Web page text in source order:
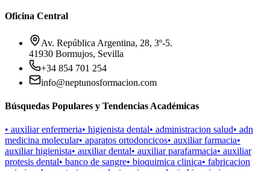
Oficina Central
Av. República Argentina, 28, 3º-5.
41930 Bormujos, Sevilla
+34 854 701 254
info@neptunosformacion.com
Búsquedas Populares y Tendencias Académicas
• auxiliar enfermeria• higienista dental• administracion salud• adn
medicina molecular• aparatos ortodoncicos• auxiliar farmacia•
auxiliar higienista• auxiliar dental• auxiliar parafarmacia• auxiliar
protesis dental• banco de sangre• bioquimica clinica• fabricacion